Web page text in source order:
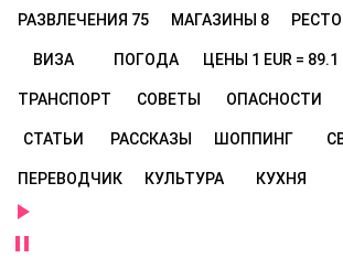
РАЗВЛЕЧЕНИЯ 75 МАГАЗИНЫ 8
ВИЗА ПОГОДА ЦЕНЫ 1 EUR = 89.1
ТРАНСПОРТ СОВЕТЫ ОПАСНОСТИ
СТАТЬИ РАССКАЗЫ ШОППИНГ
ПЕРЕВОДЧИК КУЛЬТУРА КУХНЯ

